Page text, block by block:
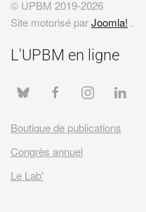
© UPBM 2019-2026
Site motorisé parJoomla! .
L'UPBM en ligne
Boutique de publications
Congrès annuel
Le Lab'